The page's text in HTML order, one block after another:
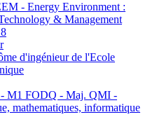
- Energy Environment :
& Management
d'ingénieur de l'Ecole
M1 FODQ - Maj. QMI -
mathematiques, informatique